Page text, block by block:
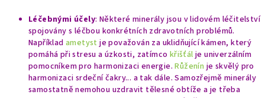
Léčebnými účely: Některé minerály jsou v lidovém léčitelství
spojovány s léčbou konkrétních zdravotních problémů.
Napříkladametyst je považován za uklidňující kámen, který
pomáhá při stresu a úzkosti, zatímco křišťál je univerzálním
pomocníkem pro harmonizaci energie.Růženín je skvělý pro
harmonizaci srdeční čakry... a tak dále. Samozřejmě minerály
samostatně nemohou uzdravit tělesné obtíže a je třeba